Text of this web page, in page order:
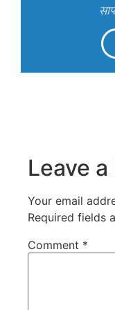
Leave
Your email
Required fields
Comment *